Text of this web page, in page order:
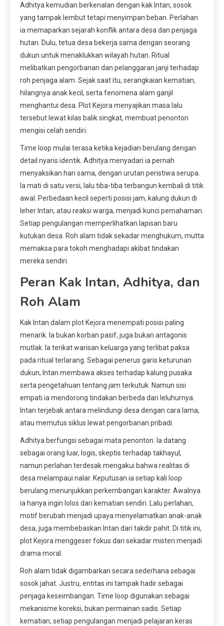
Adhitya kemudian berkenalan dengan kak Intan, sosok
yang tampak lembut tetapi menyimpan beban. Perlahan
ia memaparkan sejarah konflik antara desa dan penjaga
hutan. Dulu, tetua desa bekerja sama dengan seorang
dukun untuk menaklukkan wilayah hutan. Ritual
melibatkan pengorbanan dan pelanggaran janji terhadap
roh penjaga alam. Sejak saat itu, serangkaian kematian,
hilangnya anak kecil, serta fenomena alam ganjil
menghantui desa. Plot Kejora menyajikan masa lalu
tersebut lewat kilas balik singkat, membuat penonton
mengisi celah sendiri.
Time loop mulai terasa ketika kejadian berulang dengan
detail nyaris identik. Adhitya menyadari ia pernah
menyaksikan hari sama, dengan urutan peristiwa serupa.
Ia mati di satu versi, lalu tiba-tiba terbangun kembali di titik
awal. Perbedaan kecil seperti posisi jam, kalung dukun di
leher Intan, atau reaksi warga, menjadi kunci pemahaman.
Setiap pengulangan memperlihatkan lapisan baru
kutukan desa. Roh alam tidak sekadar menghukum, mutta
memaksa para tokoh menghadapi akibat tindakan
mereka sendiri.
Peran Kak Intan, Adhitya, dan
Roh Alam
Kak Intan dalam plot Kejora menempati posisi paling
menarik. Ia bukan korban pasif, juga bukan antagonis
mutlak. Ia terikat warisan keluarga yang terlibat paksa
pada ritual terlarang. Sebagai penerus garis keturunan
dukun, Intan membawa akses terhadap kalung pusaka
serta pengetahuan tentang jam terkutuk. Namun sisi
empati ia mendorong tindakan berbeda dari leluhurnya.
Intan terjebak antara melindungi desa dengan cara lama,
atau memutus siklus lewat pengorbanan pribadi.
Adhitya berfungsi sebagai mata penonton. Ia datang
sebagai orang luar, logis, skeptis terhadap takhayul,
namun perlahan terdesak mengakui bahwa realitas di
desa melampaui nalar. Keputusan ia setiap kali loop
berulang menunjukkan perkembangan karakter. Awalnya
ia hanya ingin lolos dari kematian sendiri. Lalu perlahan,
motif berubah menjadi upaya menyelamatkan anak-anak
desa, juga membebaskan Intan dari takdir pahit. Di titik ini,
plot Kejora menggeser fokus dari sekadar misteri menjadi
drama moral.
Roh alam tidak digambarkan secara sederhana sebagai
sosok jahat. Justru, entitas ini tampak hadir sebagai
penjaga keseimbangan. Time loop digunakan sebagai
mekanisme koreksi, bukan permainan sadis. Setiap
kematian, setiap pengulangan menjadi pelajaran keras